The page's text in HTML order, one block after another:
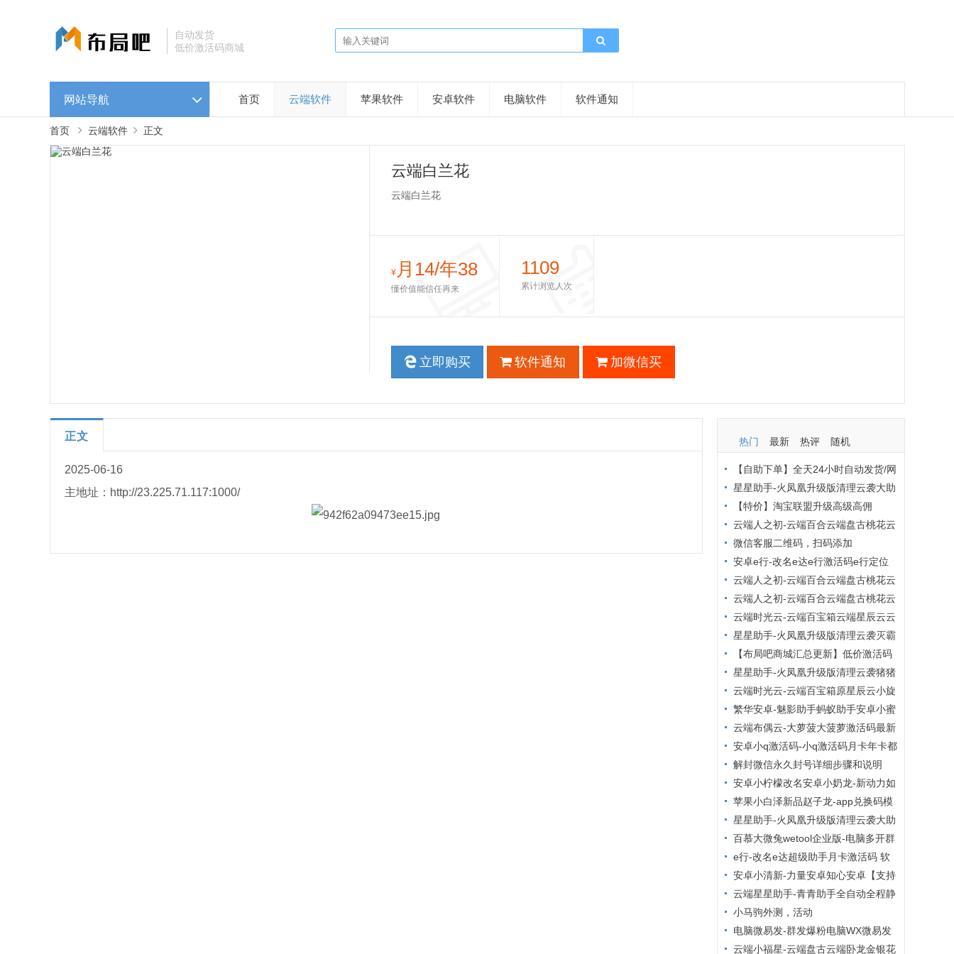
自动发货
低价激活码商城
网站导航 首页 云端软件 苹果软件 安卓软件 电脑软件 软件通知
首页 云端软件 正文
云端白兰花
云端白兰花
¥月14/年38
懂价值能信任再来
1109
累计浏览人次
立即购买 软件通知 加微信买
正文
2025-06-16
主地址：http://23.225.71.117:1000/
热门 最新 热评 随机
【自助下单】全天24小时自动发货/网
页自动秒发激活码/低价激活码商城/布
局吧商城/激活码批发商城
星星助手-火凤凰升级版清理云袭大助
手小麻雀清理僵尸粉查单删【小麻雀清
理周卡】
【特价】淘宝联盟升级高级高佣
云端人之初-云端百合云端盘古桃花云
小红花云端优乐美原冰淇淋最新官网地
址激活码【云端转发朋友圈点赞爆粉转
发评论】
微信客服二维码，扫码添加
安卓e行-改名e达e行激活码e行定位
打卡安卓定位软件激活码虚拟专家原安
卓虚拟帮手月卡年卡【安卓虚拟定位】
云端人之初-云端百合云端盘古桃花云
云端金银花小红花小蜻蜓云玲珑九朵云
小叮当【突破封圈提醒云端转发朋友圈
万群同步】
云端人之初-云端百合云端盘古桃花云
云端云转发【云端转发跟圈点赞】云转
发-云端转发不封号，收藏转发朋友圈，
自动同步转发朋友圈
云端时光云-云端百宝箱云端星辰云云
端小旋风【转发朋友圈大视频自动点赞
群管理VIP影视】
星星助手-火凤凰升级版清理云袭灭霸
清粉查单删激活码大助手小麻雀清理系
列后台无限码【小麻雀清理僵尸粉清理
通讯录查屏蔽清理朋友
【布局吧商城汇总更新】低价激活码
商城，24小时自动发货，布局吧商城
星星助手-火凤凰升级版清理云袭猪猪
清理僵尸粉周卡【云端清粉周卡】
云端时光云-云端百宝箱原星辰云小旋
风繁华安卓-魅影助手蚂蚁助手安卓小蜜
助手安卓多开分身
云端布偶云-大萝菠大菠萝激活码最新
地址官网‬【云端转发朋友圈快手大视
频】
安卓小q激活码-小q激活码月卡年卡都
有打卡安卓虚拟定位
解封微信永久封号详细步骤和说明
安卓小柠檬改名安卓小奶龙-新动力如
意安卓安卓多开分身
苹果小白泽新品赵子龙-app兑换码模
式激活码/苹果tf兑换模式
星星助手-火凤凰升级版清理云袭大助
手老绵羊管家清理系列后台无限码【老
绵羊管家清理僵尸粉清理通
百慕大微兔wetool企业版-电脑多开群
发爆粉群管
e行-改名e达超级助手月卡激活码 软
件定位-支持钉钉虚拟定位任意多开
安卓小清新-力量安卓知心安卓【支持
鸿蒙转发朋友圈虚拟定位万群同步】
云端星星助手-青青助手全自动全程静
默清理僵尸粉
小马驹外测，活动
电脑微易发-群发爆粉电脑WX微易发
特供版年卡带朋友圈功能
云端小福星-云端盘古云端卧龙金银花